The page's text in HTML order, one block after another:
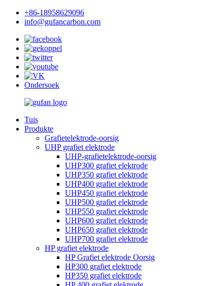
+86-18958629096
info@gufancarbon.com
Ondersoek
Tuis
Produkte
Grafietelektrode-oorsig
UHP grafiet elektrode
UHP-grafietelektrode-oorsig
UHP300 grafiet elektrode
UHP350 grafiet elektrode
UHP400 grafiet elektrode
UHP450 grafiet elektrode
UHP500 grafiet elektrode
UHP550 grafiet elektrode
UHP600 grafiet elektrode
UHP650 grafiet elektrode
UHP700 grafiet elektrode
HP grafiet elektrode
HP Grafiet elektrode Oorsig
HP300 grafiet elektrode
HP350 grafiet elektrode